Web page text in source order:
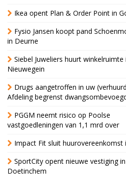
Ikea opent Plan & Order Point in
Fysio Jansen koopt pand
in Deurne
Siebel Juweliers huurt winkelruimte
Nieuwegein
Drugs aangetroffen in uw
Afdeling begrenst
PGGM neemt risico op Poolse
vastgoedleningen van 1,1 mrd over
Impact Fit sluit huurovereenkomst
SportCity opent nieuwe vestiging in
Doetinchem